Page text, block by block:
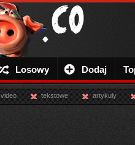
Losowy Dodaj
video tekstowe artykuly